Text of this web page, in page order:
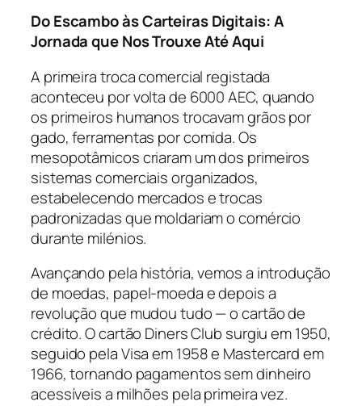
Do Escambo às Carteiras Digitais: A
Jornada que Nos Trouxe Até Aqui
A primeira troca comercial registada
aconteceu por volta de 6000 AEC, quando
os primeiros humanos trocavam grãos por
gado, ferramentas por comida. Os
mesopotâmicos criaram um dos primeiros
sistemas comerciais organizados,
estabelecendo mercados e trocas
padronizadas que moldariam o comércio
durante milénios.
Avançando pela história, vemos a introdução
de moedas, papel-moeda e depois a
revolução que mudou tudo — o cartão de
crédito. O cartão Diners Club surgiu em 1950,
seguido pela Visa em 1958 e Mastercard em
1966, tornando pagamentos sem dinheiro
acessíveis a milhões pela primeira vez.